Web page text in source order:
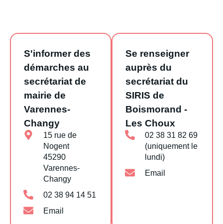
S'informer des
démarches au
secrétariat de
mairie de
Varennes-
Changy
15 rue de
Nogent
45290
Varennes-
Changy
02 38 94 14 51
Email
Se renseigner
auprès du
secrétariat du
SIRIS de
Boismorand -
Les Choux
02 38 31 82 69
(uniquement le
lundi)
Email